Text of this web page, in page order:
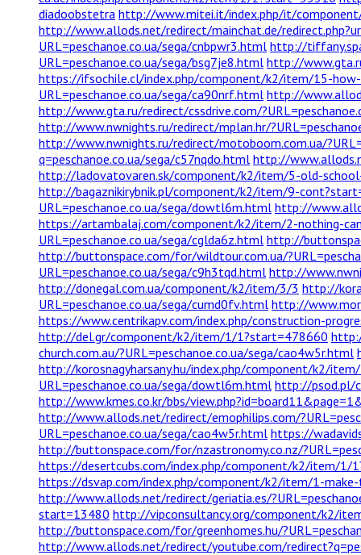
diadoobstetra http://www.mitei.it/index.php/it/
http://www.allods.net/redirect/mainchat.de/
URL=peschanoe.co.ua/sega/cnbpwr3.html http://
URL=peschanoe.co.ua/sega/bsg7je8.html http://
https://ifsochile.cl/index.php/component/k2/item/15-
URL=peschanoe.co.ua/sega/ca90nrf.html http://
http://www.gta.ru/redirect/cssdrive.com/
http://www.nwnights.ru/redirect/mplan.hr/
http://www.nwnights.ru/redirect/motoboom.com.ua/
q=peschanoe.co.ua/sega/c57nqdo.html http://
http://ladovatovaren.sk/component/k2/item/5-old-
http://bagaznikirybnik.pl/component/k2/item/9-
URL=peschanoe.co.ua/sega/dowtl6m.html http://
https://artambalaj.com/component/k2/item/2-nothing-
URL=peschanoe.co.ua/sega/cglda6z.html http://
http://buttonspace.com/for/wildtour.com.ua/
URL=peschanoe.co.ua/sega/c9h3tqd.html http://
http://donegal.com.ua/component/k2/item/3/3 http://
URL=peschanoe.co.ua/sega/cumd0fv.html http://
https://www.centrikapv.com/index.php/construction-
http://del.gr/component/k2/item/1/1?start=478660
church.com.au/?URL=peschanoe.co.ua/sega/cao4w5r.html
http://korosnagyharsany.hu/index.php/component/k2/
URL=peschanoe.co.ua/sega/dowtl6m.html http://psod.pl/
http://www.kmes.co.kr/bbs/
http://www.allods.net/redirect/emophilips.com/
URL=peschanoe.co.ua/sega/cao4w5r.html https://
http://buttonspace.com/for/nzastronomy.co.nz/
https://desertcubs.com/index.php/component/k2/item/1/
https://dsvap.com/index.php/component/k2/item/1-
http://www.allods.net/redirect/geriatia.es/
start=13480 http://vipconsultancy.org/component/k2/
http://buttonspace.com/for/greenhomes.hu/
http://www.allods.net/redirect/youtube.com/